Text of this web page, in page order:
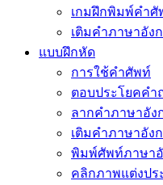
เกมฝึกพิมพ์คำศั
เติมคำภาษาอัง
แบบฝึกหัด
การใช้คำศัพท์
ตอบประโยคคำ
ลากคำภาษาอัง
เติมคำภาษาอัง
พิมพ์ศัพท์ภาษา
คลิกภาพแต่งปร